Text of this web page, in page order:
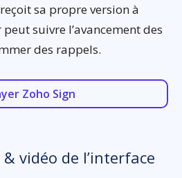
sa propre version à
suivre l’avancement des
des rappels.
Zoho Sign
vidéo de l’interface